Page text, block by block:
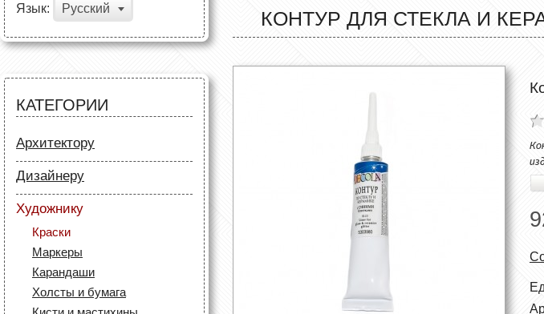
Язык: Русский
КАТЕГОРИИ
Архитектору
Бумага
Лайнеры
Маркеры
Карандаши
Аксессуары для
архитекторов
Дизайнеру
Бумага
Карандаши
Скетч маркеры
Лайнеры (рапидографы)
Аксессуары для дизайнеров
Художнику
Краски
Маркеры
Карандаши
Холсты и бумага
КОНТУР ДЛЯ СТЕКЛА И